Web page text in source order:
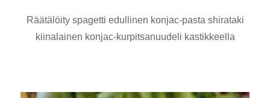
Räätälöity spagetti edullinen konjac-pasta shirataki
kiinalainen konjac-kurpitsanuudeli kastikkeella